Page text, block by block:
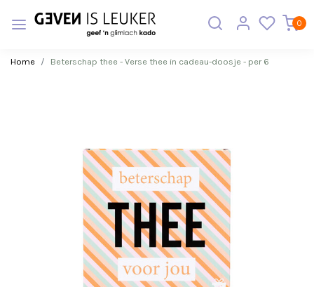
0
Home Beterschap thee - Verse thee in cadeau-doosje - per 6